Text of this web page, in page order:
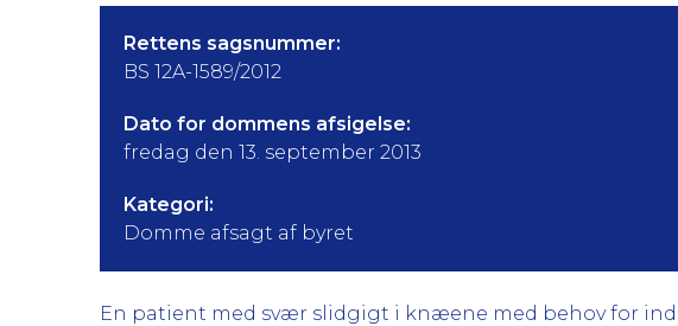
Rettens sagsnummer:
BS 12A-1589/2012
Dato for dommens afsigelse:
fredag den 13. september 2013
Kategori:
Domme afsagt af byret
En patient med svær slidgigt i knæene med behov for